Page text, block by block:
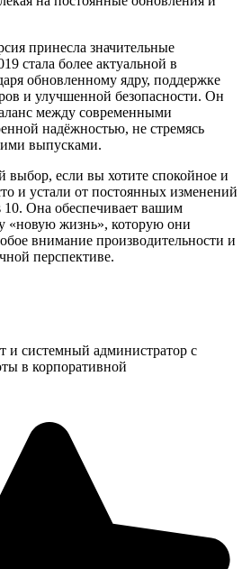
принесла значительные
стала более актуальной в
обновленному ядру, поддержке
и улучшенной безопасности. Он
между современными
надёжностью, не стремясь
выпусками.
если вы хотите спокойное и
и устали от постоянных изменений
10. Она обеспечивает вашим
«новую жизнь», которую они
внимание производительности и
перспективе.
и системный администратор с
в корпоративной